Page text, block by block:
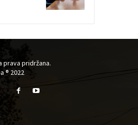
prava pridržana.
® 2022